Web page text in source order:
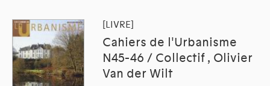
[LIVRE]
Cahiers de l'Urbanisme
N45-46 / Collectif , Olivier
Van der Wilt